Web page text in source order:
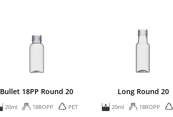
Bullet 18PP Round 20
20ml 18ROPP PET
Long Round 20
20ml 18ROPP